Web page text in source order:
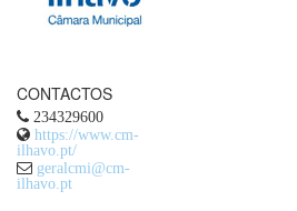
CONTACTOS
234329600
https://www.cm-
ilhavo.pt/
geralcmi@cm-
ilhavo.pt